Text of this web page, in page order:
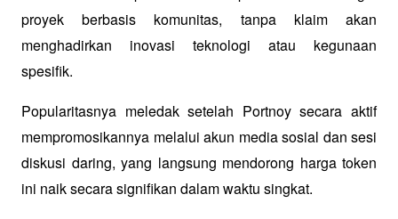
proyek berbasis komunitas, tanpa klaim akan
menghadirkan inovasi teknologi atau kegunaan
spesifik.
Popularitasnya meledak setelah Portnoy secara aktif
mempromosikannya melalui akun media sosial dan sesi
diskusi daring, yang langsung mendorong harga token
ini naik secara signifikan dalam waktu singkat.